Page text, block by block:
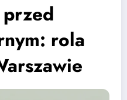
rola